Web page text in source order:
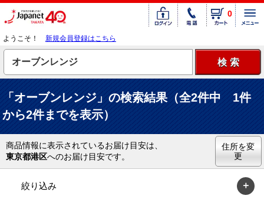
0
ようこそ！ 新規会員登録はこちら
「オーブンレンジ」の検索結果（全2件中 1件
から2件までを表示）
商品情報に表示されているお届け目安は、
東京都港区へのお届け目安です。
住所を変
更
絞り込み